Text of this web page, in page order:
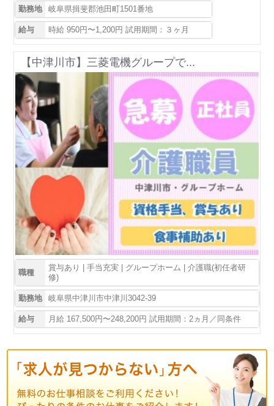
勤務地 岐阜県揖斐郡池田町1501番地
給与 時給 950円〜1,200円 試用期間：３ヶ月
【中津川市】三菱電機グループで...
職種
賞与あり | 手当充実 | グループホーム | 介護職(初任者研
修)
勤務地 岐阜県中津川市中津川3042-39
給与 月給 167,500円〜248,200円 試用期間：2ヵ月／同条件